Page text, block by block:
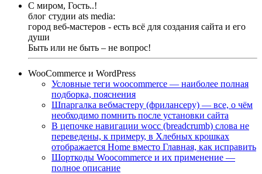
С миром, Гость..!
блог студии ats media:
город веб-мастеров - есть всё для создания сайта и его
души
Быть или не быть – не вопрос!
WooCommerce и WordPress
Условные теги woocommerce — наиболее полная
подборка, пояснения
Шпаргалка вебмастеру (фрилансеру) — все, о чём
необходимо помнить после установки сайта
В цепочке навигации wocc (breadcrumb) слова не
переведены, к примеру, в Хлебных крошках
отображается Home вместо Главная, как исправить
Шорткоды Woocommerce и их применение —
полное описание